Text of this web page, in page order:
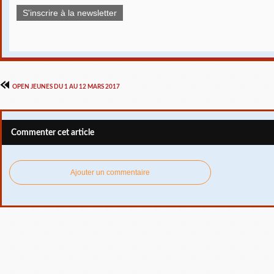
S'inscrire à la newsletter
OPEN JEUNES DU 1 AU 12 MARS 2017
Commenter cet article
Ajouter un commentaire